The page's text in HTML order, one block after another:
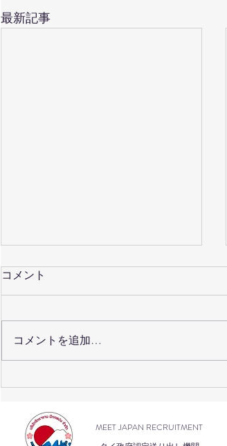
最新記事
เปิดรับสมัครสอบวัดระดับภาษา
วันนี้!
コメント
コメントを追加…
MEET JAPAN RECRUITMENT